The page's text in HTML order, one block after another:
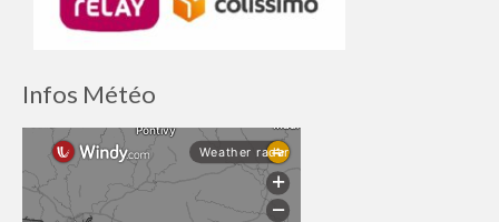
Infos Météo